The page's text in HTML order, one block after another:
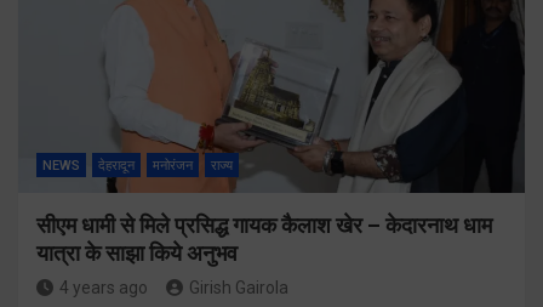
NEWS देहरादून मनोरंजन राज्य
सीएम धामी से मिले प्रसिद्ध गायक कैलाश खेर – केदारनाथ धाम
यात्रा के साझा किये अनुभव
4 years ago Girish Gairola